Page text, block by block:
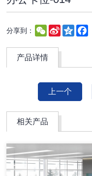
分享到： WeChat
Sina
Weibo
Qzone
产品详情
上一个
相关产品